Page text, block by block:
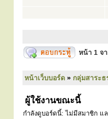
หน้า 1 จ
หน้าเว็บบอร์ด » กลุ่มสาระธ
ผู้ใช้งานขณะนี้
กำลังดูบอร์ดนี้: ไม่มีสมาชิก แ